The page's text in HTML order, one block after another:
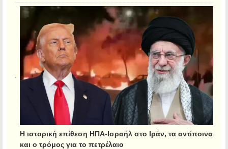
Η ιστορική επίθεση ΗΠΑ-Ισραήλ στο Ιράν, τα αντίποινα
και ο τρόμος για το πετρέλαιο